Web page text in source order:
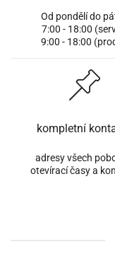
Od pondělí do
7:00 - 18:00
9:00 - 18:00
kompletní
adresy všech
otevírací časy a